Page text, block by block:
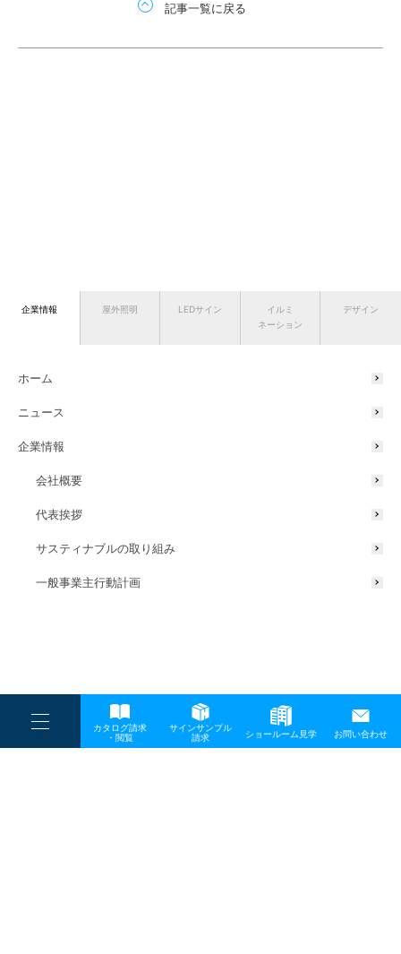
----
----
-
カタログ請求
・閲覧
サインサンプル
請求
ショールーム見学 お問い合わせ
企業情報 屋外照明 LEDサイン
イルミ
ネーション
デザイン
ホーム
ニュース
企業情報
会社概要
代表挨拶
サスティナブルの取り組み
一般事業主行動計画
記事一覧に戻る